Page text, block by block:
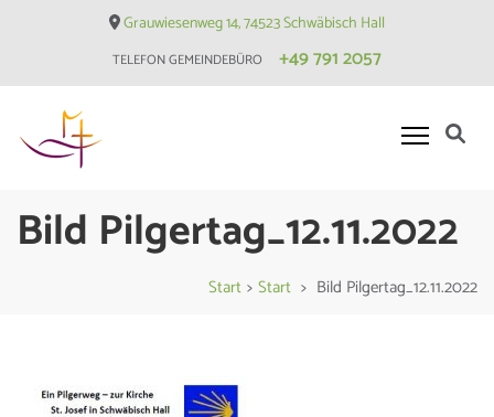
Grauwiesenweg 14, 74523 Schwäbisch Hall
TELEFON GEMEINDEBÜRO +49 791 2057
Hessental
Bild Pilgertag_12.11.2022
Start > Start > Bild Pilgertag_12.11.2022